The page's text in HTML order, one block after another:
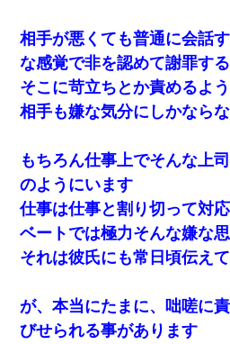
相手が悪くても普通に会話
な感覚で非を認めて謝罪す
そこに苛立ちとか責めるよ
相手も嫌な気分にしかなら
もちろん仕事上でそんな上
のようにいます
仕事は仕事と割り切って対
ベートでは極力そんな嫌な
それは彼氏にも常日頃伝え
が、本当にたまに、咄嗟に
びせられる事があります